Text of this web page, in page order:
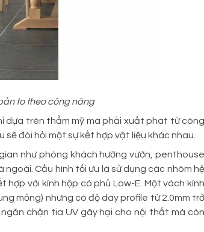
to theo công năng
dựa trên thẩm mỹ mà phải xuất phát từ công
đòi hỏi một sự kết hợp vật liệu khác nhau.
như phòng khách hướng vườn, penthouse
Cấu hình tối ưu là sử dụng các nhôm hệ
với kính hộp có phủ Low-E. Một vách kính
mỏng) nhưng có độ dày profile từ 2.0mm trở
chặn tia UV gây hại cho nội thất mà còn